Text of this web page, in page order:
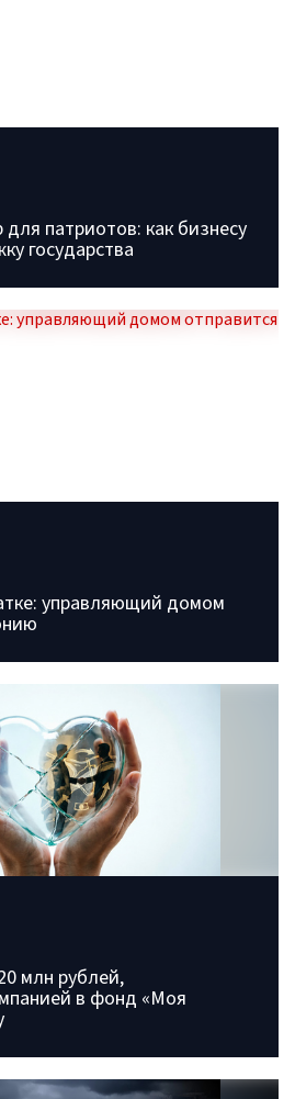
патриотов: как бизнесу
государства
управляющий домом
млн рублей,
в фонд «Моя